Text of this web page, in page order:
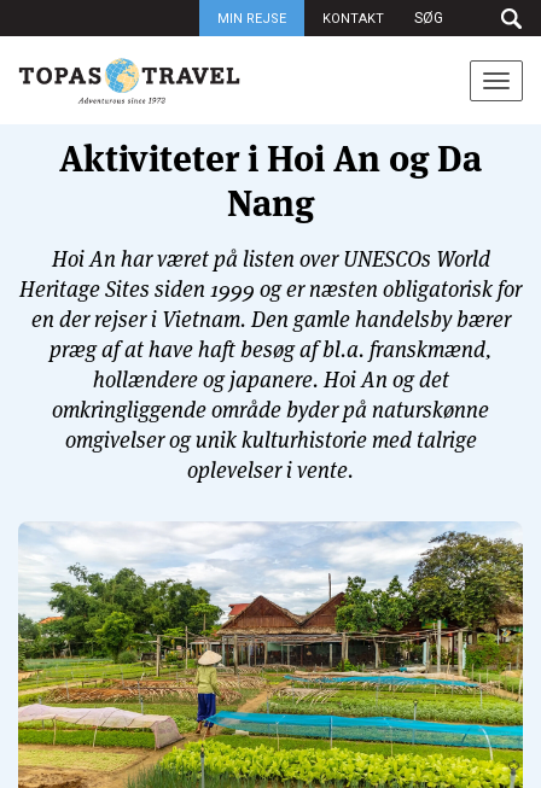
MIN REJSE KONTAKT
Aktiviteter i Hoi An og Da
Nang
Hoi An har været på listen over UNESCOs World
Heritage Sites siden 1999 og er næsten obligatorisk for
en der rejser i Vietnam. Den gamle handelsby bærer
præg af at have haft besøg af bl.a. franskmænd,
hollændere og japanere. Hoi An og det
omkringliggende område byder på naturskønne
omgivelser og unik kulturhistorie med talrige
oplevelser i vente.